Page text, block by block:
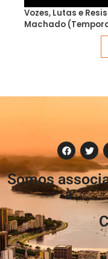
Vozes, Lutas e
Machado
Somos
à: